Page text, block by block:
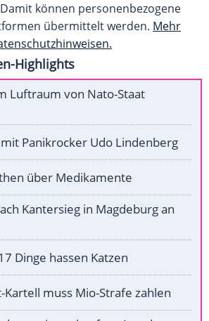
können personenbezogene
übermittelt werden. Mehr
Highlights
Luftraum von Nato-Staat
Panikrocker Udo Lindenberg
über Medikamente
Kantersieg in Magdeburg an
Dinge hassen Katzen
Kartell muss Mio-Strafe zahlen